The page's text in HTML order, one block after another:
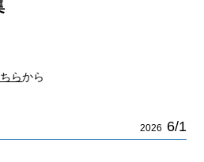
らから
2026 6/1